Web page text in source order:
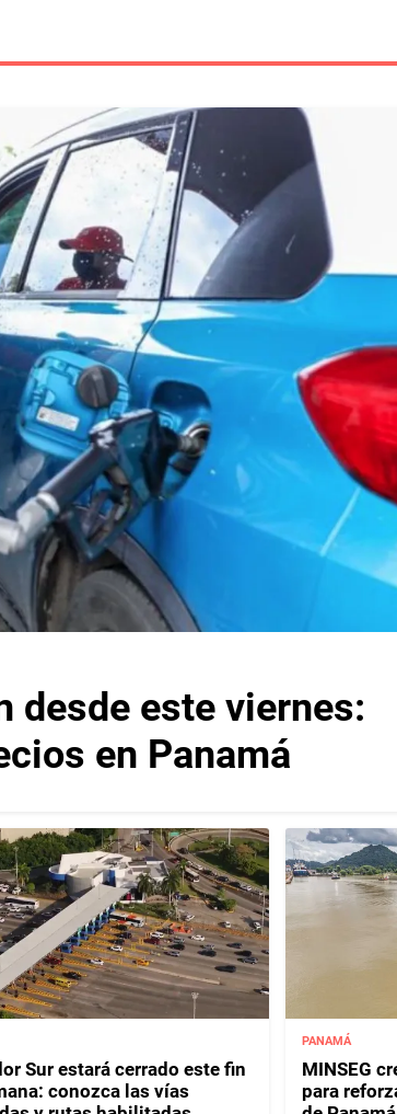
desde este viernes:
en Panamá
Sur estará cerrado este fin
conozca las vías
PANAMÁ
MINSEG
para